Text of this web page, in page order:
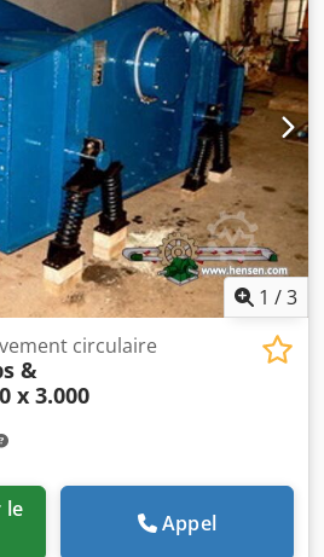
1 /3
circulaire
&
x 3.000
Appel